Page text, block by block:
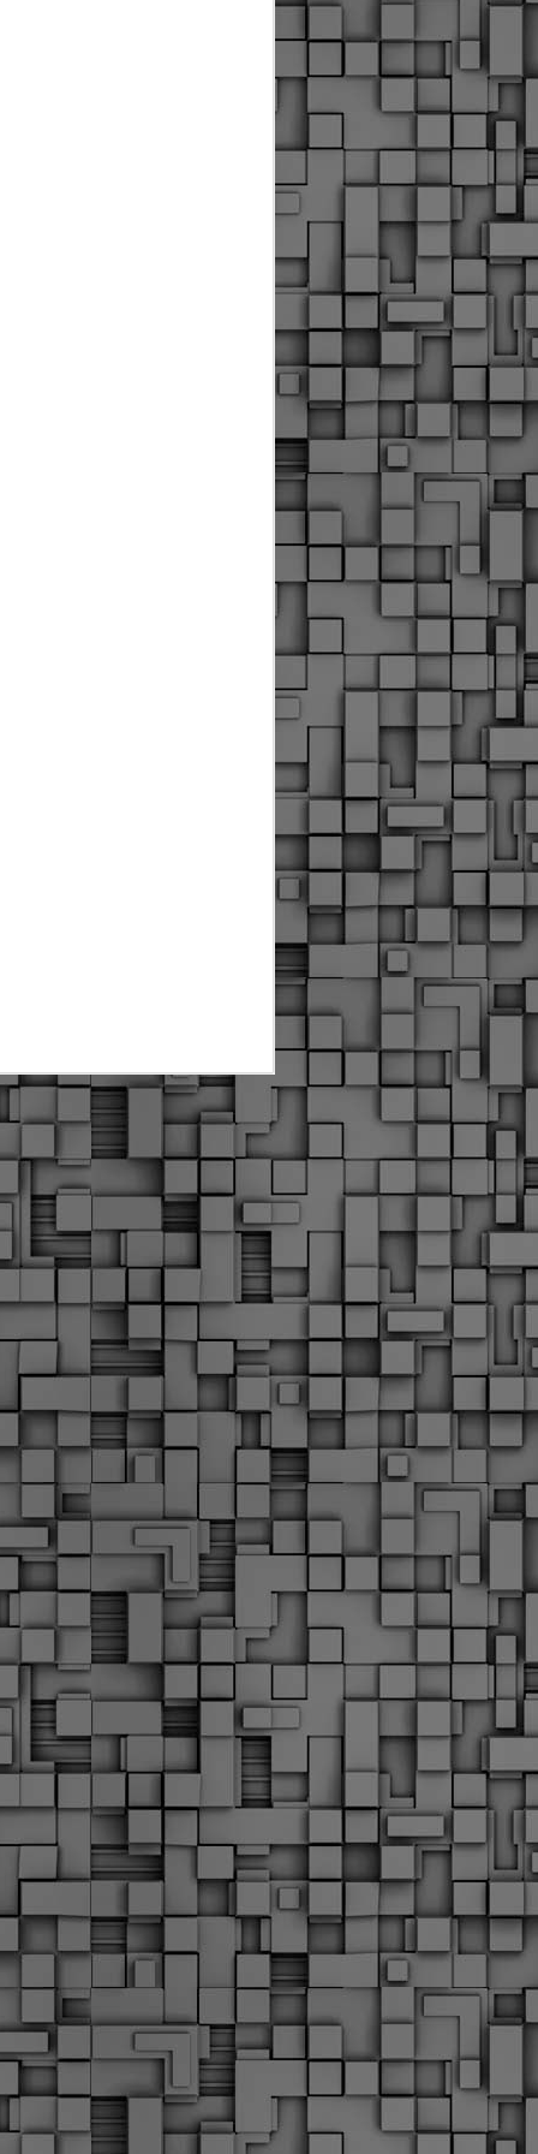
αστυνομικούς, οι οποίοι έχουν
εκπαίδευσή τους και
καθήκοντα.
ο Δήμος παρέλαβε τρία
οποία θα χρησιμοποιούνται για
μετακινήσεις των